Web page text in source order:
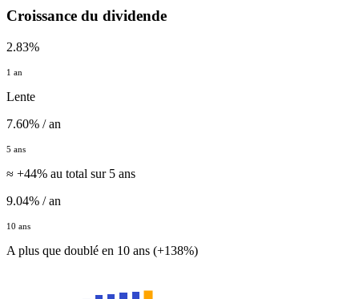
Croissance du dividende
2.83%
1 an
Lente
7.60% / an
5 ans
≈ +44% au total sur 5 ans
9.04% / an
10 ans
A plus que doublé en 10 ans (+138%)